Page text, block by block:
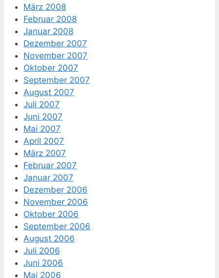
März 2008
Februar 2008
Januar 2008
Dezember 2007
November 2007
Oktober 2007
September 2007
August 2007
Juli 2007
Juni 2007
Mai 2007
April 2007
März 2007
Februar 2007
Januar 2007
Dezember 2006
November 2006
Oktober 2006
September 2006
August 2006
Juli 2006
Juni 2006
Mai 2006